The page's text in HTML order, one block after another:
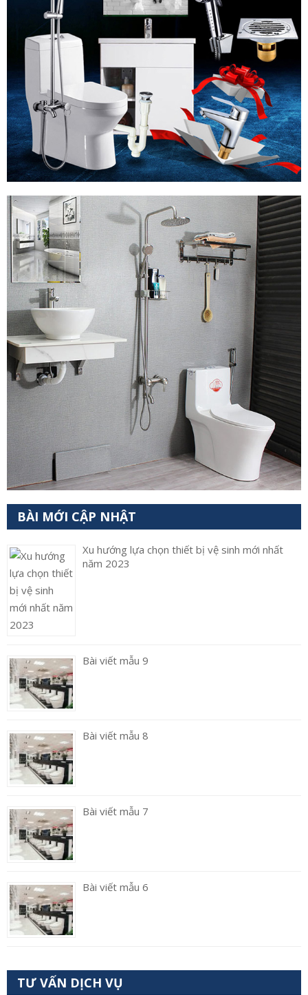
BÀI MỚI CẬP NHẬT
Xu hướng lựa chọn thiết bị vệ sinh mới nhất
năm 2023
Bài viết mẫu 9
Bài viết mẫu 8
Bài viết mẫu 7
Bài viết mẫu 6
TƯ VẤN DỊCH VỤ